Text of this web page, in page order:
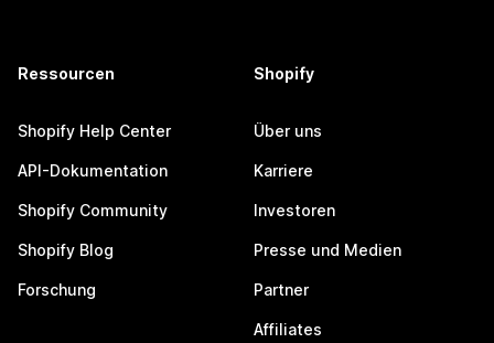
Ressourcen
Shopify Help Center
API-Dokumentation
Shopify Community
Shopify Blog
Forschung
Shopify
Über uns
Karriere
Investoren
Presse und Medien
Partner
Affiliates